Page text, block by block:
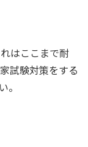
はここまで耐
試験対策をする
。